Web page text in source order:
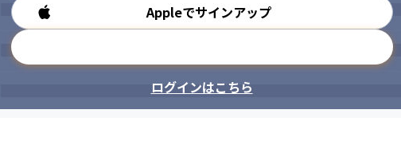
Appleでサインアップ
ログインはこちら